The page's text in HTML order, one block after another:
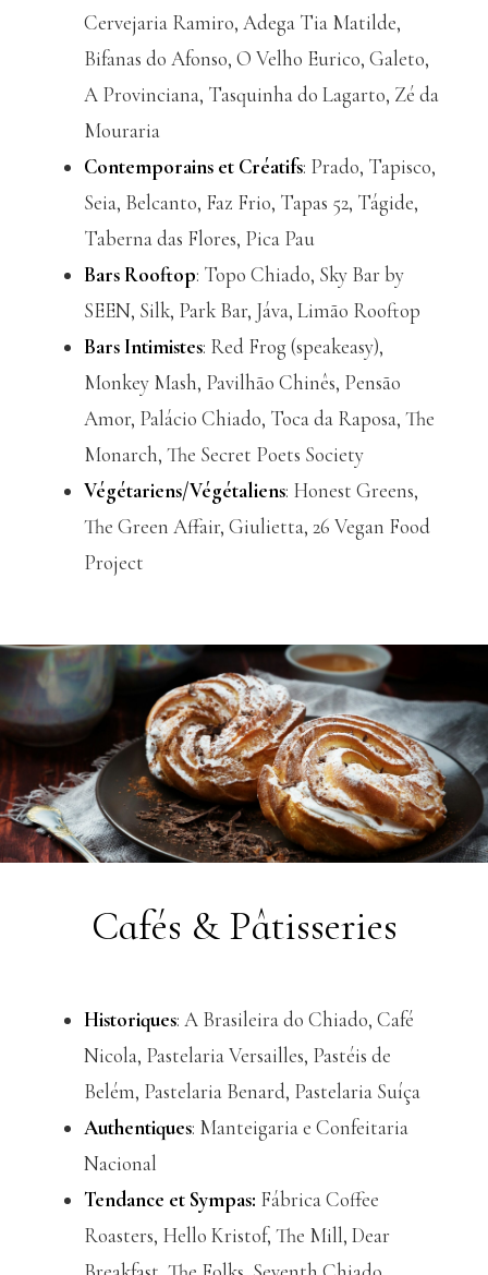
Cervejaria Ramiro, Adega Tia Matilde,
Bifanas do Afonso, O Velho Eurico, Galeto,
A Provinciana, Tasquinha do Lagarto, Zé da
Mouraria
Contemporains et Créatifs: Prado, Tapisco,
Seia, Belcanto, Faz Frio, Tapas 52, Tágide,
Taberna das Flores, Pica Pau
Bars Rooftop: Topo Chiado, Sky Bar by
SEEN, Silk, Park Bar, Jáva, Limão Rooftop
Bars Intimistes: Red Frog (speakeasy),
Monkey Mash, Pavilhão Chinês, Pensão
Amor, Palácio Chiado, Toca da Raposa, The
Monarch, The Secret Poets Society
Végétariens/Végétaliens: Honest Greens,
The Green Affair, Giulietta, 26 Vegan Food
Project
Cafés & Pâtisseries
Historiques: A Brasileira do Chiado, Café
Nicola, Pastelaria Versailles, Pastéis de
Belém, Pastelaria Benard, Pastelaria Suíça
Authentiques: Manteigaria e Confeitaria
Nacional
Tendance et Sympas: Fábrica Coffee
Roasters, Hello Kristof, The Mill, Dear